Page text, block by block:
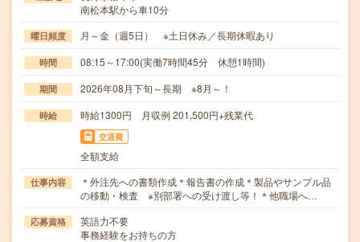
南松本駅から車10分
曜日頻度 月～金（週5日） ※土日休み／長期休暇あり
時間 08:15～17:00(実働7時間45分 休憩1時間)
期間 2026年08月下旬～長期 ※8月～！
時給 時給1300円 月収例 201,500円+残業代
交通費
全額支給
仕事内容
＊外注先への書類作成＊報告書の作成＊製品やサンプル品
の移動・検査 ※別部署への受け渡し等！＊他職場へ…
応募資格
英語力不要
事務経験をお持ちの方